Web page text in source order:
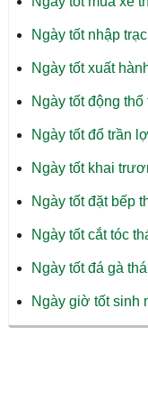
Ngày tốt nhập
Ngày tốt xuất
Ngày tốt động
Ngày tốt đổ trần
Ngày tốt khai
Ngày tốt đặt bếp
Ngày tốt cắt tóc
Ngày tốt đá gà
Ngày giờ tốt sinh